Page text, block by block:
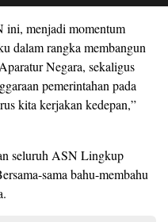
ini, menjadi momentum
dalam rangka membangun
Negara, sekaligus
pemerintahan pada
kita kerjakan kedepan,”
seluruh ASN Lingkup
sama bahu-membahu